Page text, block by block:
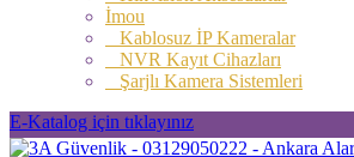
İmou
Kablosuz İP Kameralar
NVR Kayıt Cihazları
Şarjlı Kamera Sistemleri
E-Katalog için tıklayınız